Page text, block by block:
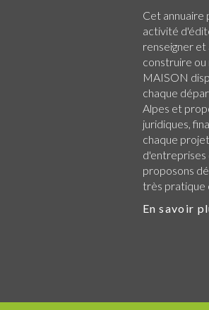
Cet annuaire
activité
renseigner
construire
MAISON
chaque
Alpes et
juridiques,
chaque
d'entreprises
proposons
très pratique
En savoir